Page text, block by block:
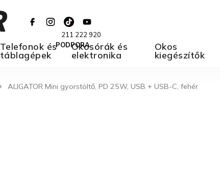
211 222 920
PODPORA
Telefonok és
táblagépek
Okosórák és
elektronika
Okos
kiegészítők
ALIGATOR Mini gyorstöltő, PD 25W, USB + USB-C, fehér